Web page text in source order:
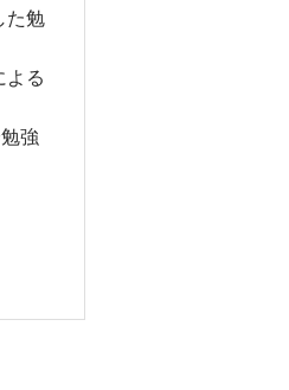
た勉
よる
強